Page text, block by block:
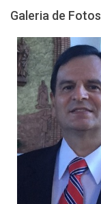
Galeria de Fotos